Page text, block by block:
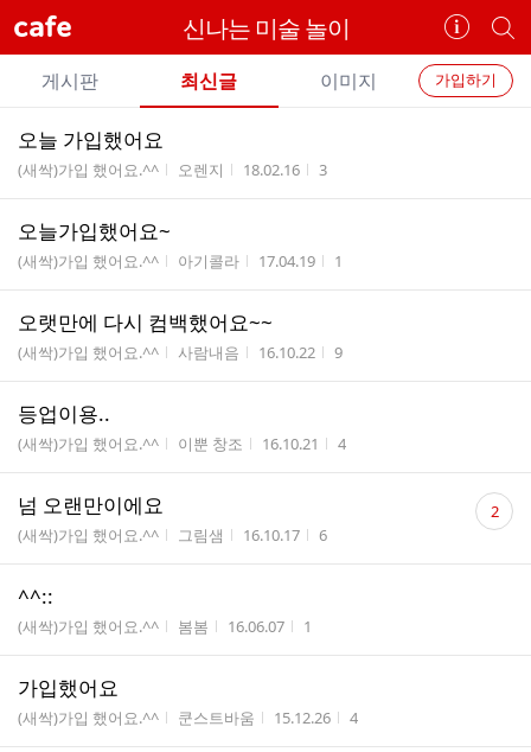
cafe 신나는 미술 놀이
카
페
정
보
개
별
카
페
카
페
메
뉴
가입하기
게시판 최신글 이미지
체
글
리
오늘 가입했어요
게시판명
(새싹)가입 했어요.^^ 작성자
오렌지 작성시간
18.02.16 조회수
3
오늘가입했어요~
게시판명
(새싹)가입 했어요.^^ 작성자
아기콜라 작성시간
17.04.19 조회수
1
오랫만에 다시 컴백했어요~~
게시판명
(새싹)가입 했어요.^^ 작성자
사람내음 작성시간
16.10.22 조회수
9
등업이용..
게시판명
(새싹)가입 했어요.^^ 작성자
이뿐 창조 작성시간
16.10.21 조회수
4
넘 오랜만이에요
게시판명
(새싹)가입 했어요.^^ 작성자
그림샘 작성시간
16.10.17 조회수
6
댓
글 2
^^::
게시판명
(새싹)가입 했어요.^^ 작성자
봄봄 작성시간
16.06.07 조회수
1
가입했어요
게시판명
(새싹)가입 했어요.^^ 작성자
쿤스트바움 작성시간
15.12.26 조회수
4